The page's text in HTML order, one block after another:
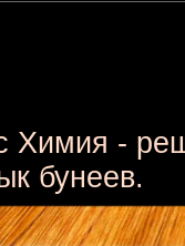
Химия -
бунеев.